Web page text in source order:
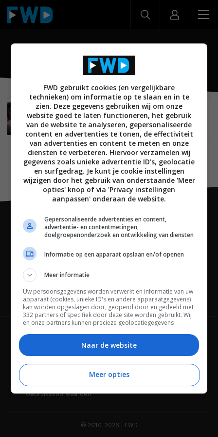
Airy Sports TWS
NIEUWS AUDIO HOOFDTELEFOONS 26 OKTOBER 2021
Teufel brengt AIRY SPORTS TWS in-ears voor
sportliefhebbers op de markt
Channels
Wie is FWD Privacybeleid
Adverteren Contact
Gebruiksvoorwaarden
© 2010-2026 | FWD
FWD gebruikt cookies (en vergelijkbare
technieken) om informatie op te slaan en in te
zien. Deze gegevens gebruiken wij om onze
website goed te laten functioneren, het gebruik
van de website te analyseren, gepersonaliseerde
content en advertenties te tonen, de effectiviteit
van advertenties en content te meten en onze
diensten te verbeteren. Hiervoor verzamelen wij
gegevens zoals unieke advertentie ID’s, geolocatie
en surfgedrag. Je kunt je cookie instellingen
wijzigen door het gebruik van onderstaande 'Meer
opties' knop of via 'Privacy instellingen
aanpassen' onderaan de website.
Gepersonaliseerde advertenties en content,
advertentie- en contentmetingen,
doelgroepenonderzoek en ontwikkeling van diensten
Informatie op een apparaat opslaan en/of openen
Meer informatie
Uw persoonsgegevens worden verwerkt en informatie van uw
apparaat (cookies, unieke ID's en andere apparaatgegevens)
kan worden opgeslagen door, geopend door en gedeeld met
332 partners of specifiek door deze site worden gebruikt. Wij
en onze partners kunnen precieze geolocatiegegevens
Bepaalde leveranciers kunnen uw persoonsgegevens
beheren. Zoek onderaan deze pagina of in het sitemenu naar
een link om uw toestemming te beheren of in te trekken via de
privacy- en cookie-instellingen.
Naar de website
Meer opties